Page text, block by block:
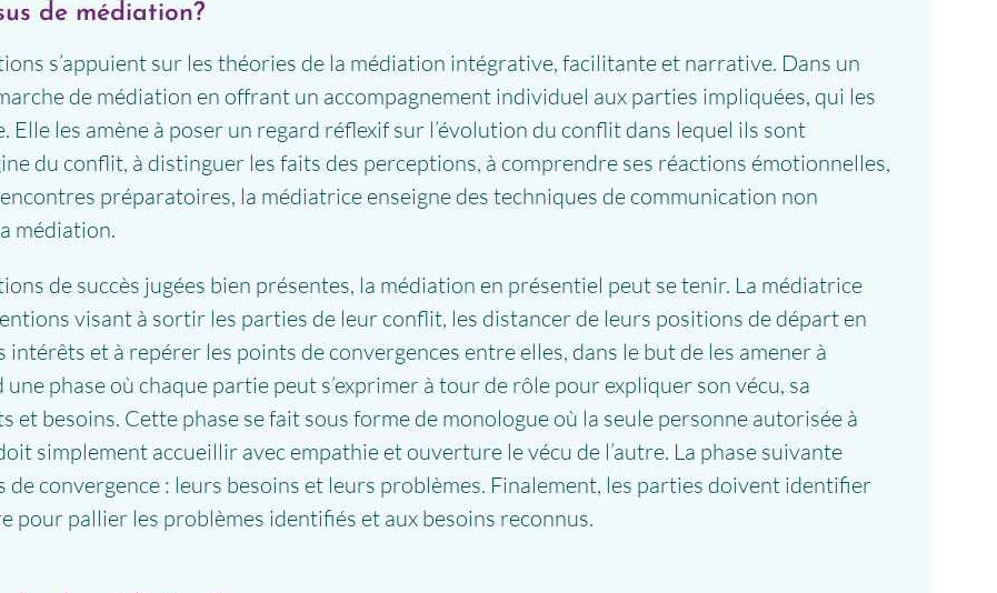
de médiation?
s’appuient sur les théories de la médiation intégrative, facilitante et narrative. Dans un
de médiation en offrant un accompagnement individuel aux parties impliquées, qui les
les amène à poser un regard réflexif sur l’évolution du conflit dans lequel ils sont
du conflit, à distinguer les faits des perceptions, à comprendre ses réactions émotionnelles,
préparatoires, la médiatrice enseigne des techniques de communication non
médiation.
de succès jugées bien présentes, la médiation en présentiel peut se tenir. La médiatrice
visant à sortir les parties de leur conflit, les distancer de leurs positions de départ en
et à repérer les points de convergences entre elles, dans le but de les amener à
phase où chaque partie peut s’exprimer à tour de rôle pour expliquer son vécu, sa
et besoins. Cette phase se fait sous forme de monologue où la seule personne autorisée à
simplement accueillir avec empathie et ouverture le vécu de l’autre. La phase suivante
convergence : leurs besoins et leurs problèmes. Finalement, les parties doivent identifier
pour pallier les problèmes identifiés et aux besoins reconnus.